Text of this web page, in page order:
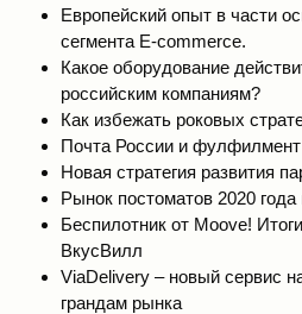
Европейский опыт в части
сегмента E-commerce.
Какое оборудование
российским компаниям?
Как избежать роковых
Почта России и фулфилмент
Новая стратегия развития
Рынок постоматов 2020
Беспилотник от Moove!
ВкусВилл
ViaDelivery – новый сервис
грандам рынка